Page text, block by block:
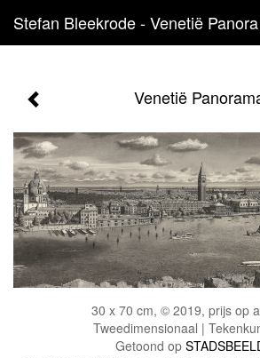
Venetië
30 x 70 cm, © 2019, prijs op
Tweedimensionaal |
Getoond op